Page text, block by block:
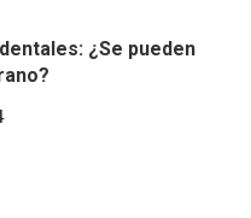
¿Se pueden